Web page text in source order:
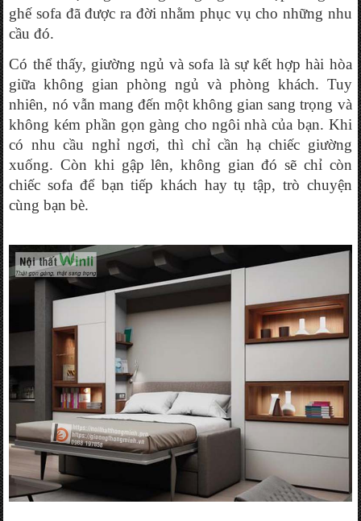
ghế sofa đã được ra đời nhằm phục vụ cho những nhu
cầu đó.
Có thể thấy, giường ngủ và sofa là sự kết hợp hài hòa
giữa không gian phòng ngủ và phòng khách. Tuy
nhiên, nó vẫn mang đến một không gian sang trọng và
không kém phần gọn gàng cho ngôi nhà của bạn. Khi
có nhu cầu nghỉ ngơi, thì chỉ cần hạ chiếc giường
xuống. Còn khi gập lên, không gian đó sẽ chỉ còn
chiếc sofa để bạn tiếp khách hay tụ tập, trò chuyện
cùng bạn bè.